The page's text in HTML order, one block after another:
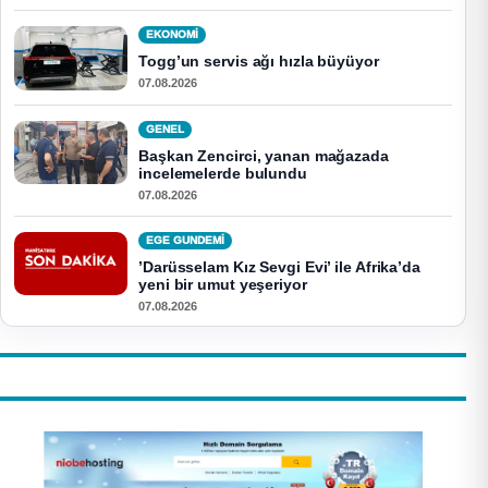
EKONOMI
Togg’un servis ağı hızla büyüyor
07.08.2026
GENEL
Başkan Zencirci, yanan mağazada
incelemelerde bulundu
07.08.2026
EGE GUNDEMİ
’Darüsselam Kız Sevgi Evi’ ile Afrika’da
yeni bir umut yeşeriyor
07.08.2026